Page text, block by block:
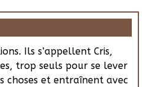
Ils s’appellent Cris,
trop seuls pour se lever
choses et entraînent avec